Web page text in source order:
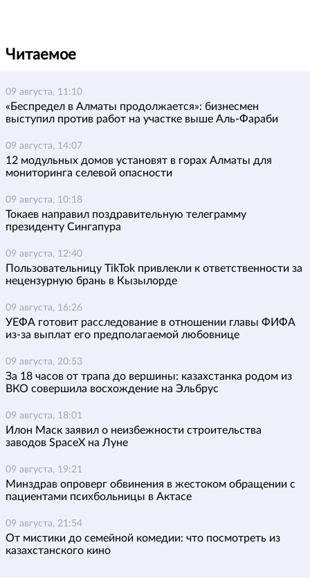
Читаемое
09 августа, 11:10
«Беспредел в Алматы продолжается»: бизнесмен
выступил против работ на участке выше Аль-Фараби
09 августа, 14:07
12 модульных домов установят в горах Алматы для
мониторинга селевой опасности
09 августа, 10:18
Токаев направил поздравительную телеграмму
президенту Сингапура
09 августа, 12:40
Пользовательницу TikTok привлекли к ответственности за
нецензурную брань в Кызылорде
09 августа, 16:26
УЕФА готовит расследование в отношении главы ФИФА
из-за выплат его предполагаемой любовнице
09 августа, 20:53
За 18 часов от трапа до вершины: казахстанка родом из
ВКО совершила восхождение на Эльбрус
09 августа, 18:01
Илон Маск заявил о неизбежности строительства
заводов SpaceX на Луне
09 августа, 19:21
Минздрав опроверг обвинения в жестоком обращении с
пациентами психбольницы в Актасе
09 августа, 21:54
От мистики до семейной комедии: что посмотреть из
казахстанского кино